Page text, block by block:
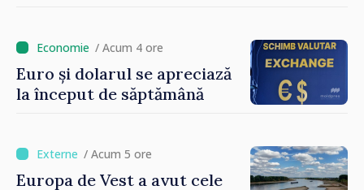
durat cinci ore
/ Acum 4 ore
Euro și dolarul se apreciază
la început de săptămână
/ Acum 5 ore
Europa de Vest a avut cele